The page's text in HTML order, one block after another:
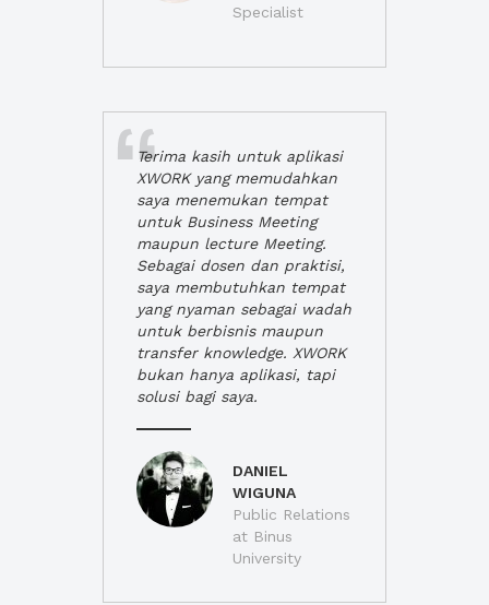
Specialist
Terima kasih untuk aplikasi
XWORK yang memudahkan
saya menemukan tempat
untuk Business Meeting
maupun lecture Meeting.
Sebagai dosen dan praktisi,
saya membutuhkan tempat
yang nyaman sebagai wadah
untuk berbisnis maupun
transfer knowledge. XWORK
bukan hanya aplikasi, tapi
solusi bagi saya.
DANIEL
WIGUNA
Public Relations
at Binus
University